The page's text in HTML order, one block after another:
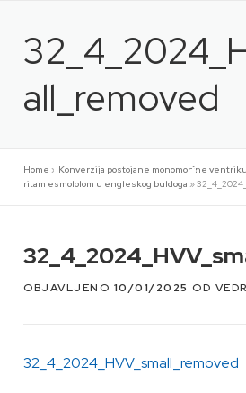
sadržaj
all_removed
Home » Konverzija postojane monomorfne
ritam esmololom u engleskog buldoga »
OBJAVLJENO 10/01/2025 OD
32_4_2024_HVV_small_removed